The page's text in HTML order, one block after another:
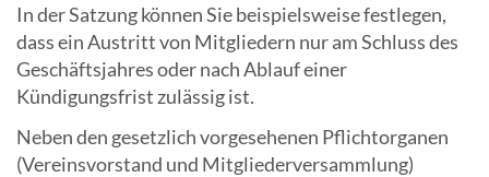
In der Satzung können Sie beispielsweise festlegen,
dass ein Austritt von Mitgliedern nur am Schluss des
Geschäftsjahres oder nach Ablauf einer
Kündigungsfrist zulässig ist.
Neben den gesetzlich vorgesehenen Pflichtorganen
(Vereinsvorstand und Mitgliederversammlung)